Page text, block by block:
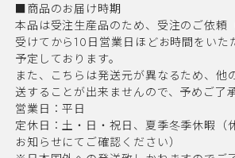
■商品のお届け時期
本品は受注生産品のため、受注のご依頼
受けてから10日営業日ほどお時間をいた
予定しております。
また、こちらは発送元が異なるため、他
送することが出来ませんので、予めご了
営業日：平日
定休日：土・日・祝日、夏季冬季休暇（
お知らせにてご確認ください）